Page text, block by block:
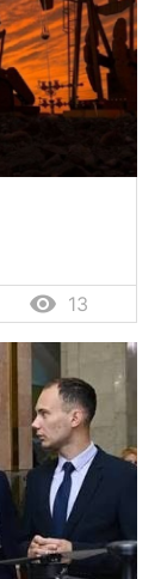
 13